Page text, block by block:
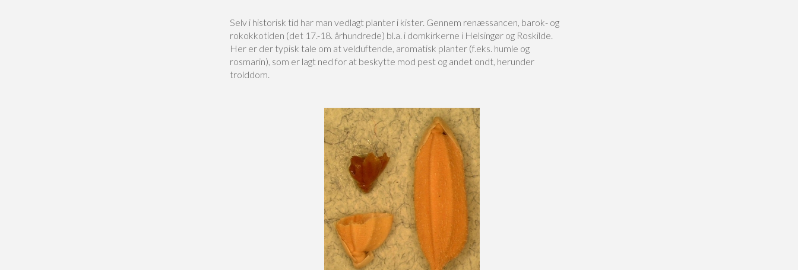
Selv i historisk tid har man vedlagt planter i kister. Gennem renæssancen, barok- og
rokokkotiden (det 17.-18. århundrede) bl.a. i domkirkerne i Helsingør og Roskilde.
Her er der typisk tale om at velduftende, aromatisk planter (f.eks. humle og
rosmarin), som er lagt ned for at beskytte mod pest og andet ondt, herunder
trolddom.